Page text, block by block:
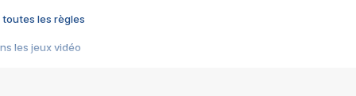
toutes les règles
les jeux vidéo